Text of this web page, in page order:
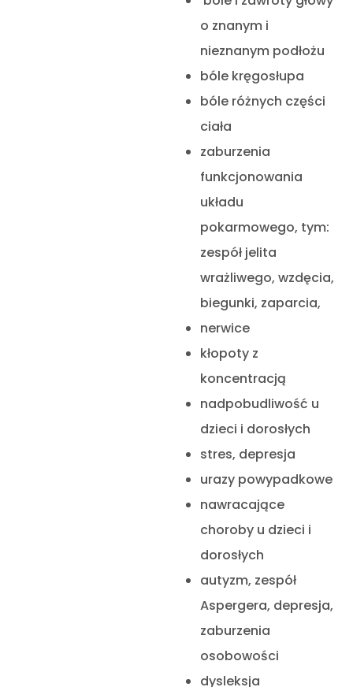
o znanym i
nieznanym podłożu
bóle kręgosłupa
bóle różnych części
ciała
zaburzenia
funkcjonowania
układu
pokarmowego, tym:
zespół jelita
wrażliwego, wzdęcia,
biegunki, zaparcia,
nerwice
kłopoty z
koncentracją
nadpobudliwość u
dzieci i dorosłych
stres, depresja
urazy powypadkowe
nawracające
choroby u dzieci i
dorosłych
autyzm, zespół
Aspergera, depresja,
zaburzenia
osobowości
dysleksja